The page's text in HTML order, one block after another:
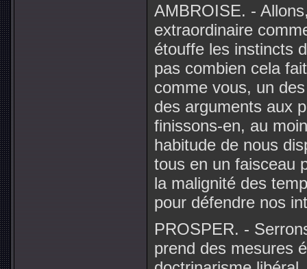
AMBROISE. -
extraordinaire
étouffe les instincts
pas combien cela
comme vous, un
des arguments aux
finissons-en, au
habitude de nous
tous en un faisceau
la malignité des
pour défendre nos
PROSPER. -
prend des mesures